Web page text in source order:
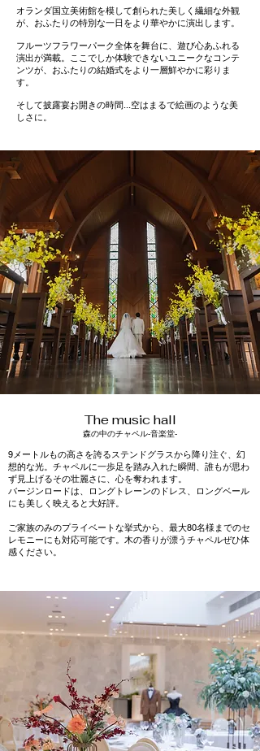
オランダ国立美術館を模して創られた美しく繊細な外観
が、おふたりの特別な一日をより華やかに演出します。
フルーツフラワーパーク全体を舞台に、 遊び心あふれる
演出が満載。ここでしか体験できないユニークなコンテ
ンツが、おふたりの結婚式をより一層鮮やかに彩りま
す。
そして披露宴お開きの時間...空はまるで絵画のような美
しさに。
The music hall
​森の中のチャペル‐音楽堂‐
9メートルもの高さを誇るステンドグラスから降り注ぐ、幻
想的な光。チャペルに一歩足を踏み入れた瞬間、誰もが思わ
ず見上げるその壮麗さに、心を奪われます。
バージンロードは、ロングトレーンのドレス、ロングベール
にも美しく映えると大好評。
ご家族のみのプライベートな挙式から、最大80名様までのセ
レモニーにも対応可能です。木の香りが漂うチャペルぜひ体
感ください。